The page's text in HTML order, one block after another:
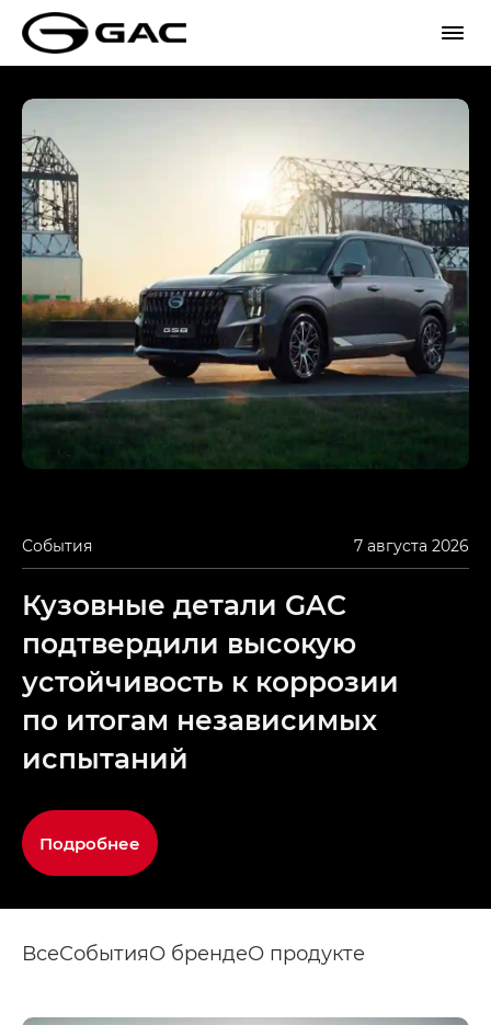
События 7 августа 2026
Кузовные детали GAC
подтвердили высокую
устойчивость к коррозии
по итогам независимых
испытаний
Подробнее
ВсеСобытияО брендеО продукте